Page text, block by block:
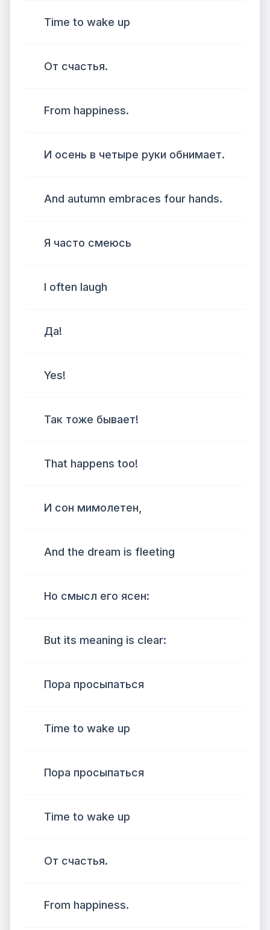
Time to wake up
От счастья.
From happiness.
И осень в четыре руки обнимает.
And autumn embraces four hands.
Я часто смеюсь
I often laugh
Да!
Yes!
Так тоже бывает!
That happens too!
И сон мимолетен,
And the dream is fleeting
Но смысл его ясен:
But its meaning is clear:
Пора просыпаться
Time to wake up
Пора просыпаться
Time to wake up
От счастья.
From happiness.